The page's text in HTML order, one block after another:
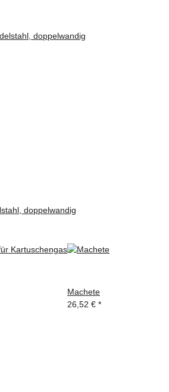
doppelwandig
Machete
26,52 € *